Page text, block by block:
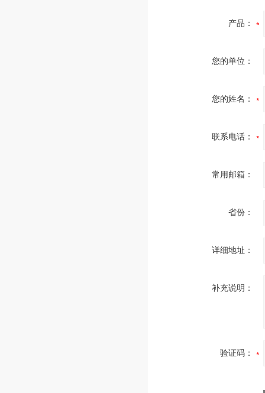
产品：
您的单位：
您的姓名：
联系电话：
常用邮箱：
省份：
详细地址：
补充说明：
验证码：